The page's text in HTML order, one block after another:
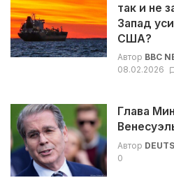
так и не
Запад
США?
Автор BBC
08.02.2026
Глава
Автор
0